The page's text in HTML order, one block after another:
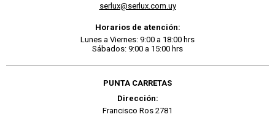
serlux@serlux.com.uy
Horarios de atención:
Lunes a Viernes: 9:00 a 18:00 hrs
Sábados: 9:00 a 15:00 hrs
PUNTA CARRETAS
Dirección:
Francisco Ros 2781